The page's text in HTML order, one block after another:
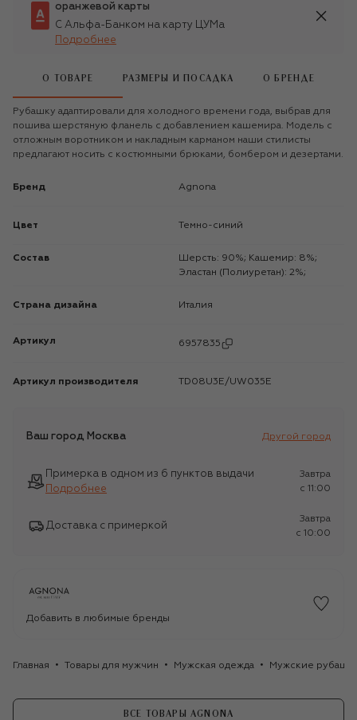
оранжевой карты
С Альфа-Банком на карту ЦУМа
Подробнее
О ТОВАРЕ РАЗМЕРЫ И ПОСАДКА О БРЕНДЕ
Рубашку адаптировали для холодного времени года, выбрав для
пошива шерстяную фланель с добавлением кашемира. Модель с
отложным воротником и накладным карманом наши стилисты
предлагают носить с костюмными брюками, бомбером и дезертами.
Бренд Agnona
Цвет Темно-синий
Состав
Шерсть: 90%; Кашемир: 8%;
Эластан (Полиуретан): 2%;
Страна дизайна Италия
Артикул 6957835
Артикул производителя TD08U3E/UW035E
Ваш город Москва Другой город
Примерка в одном из 6 пунктов выдачи
Подробнее
Завтра
c 11:00
Доставка с примеркой
Завтра
c 10:00
Добавить в любимые бренды
Главная Товары для мужчин Мужская одежда Мужские
ВСЕ ТОВАРЫ AGNONA